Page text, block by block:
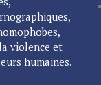
violence et
humaines.